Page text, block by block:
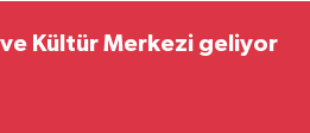
ve Kültür Merkezi geliyor